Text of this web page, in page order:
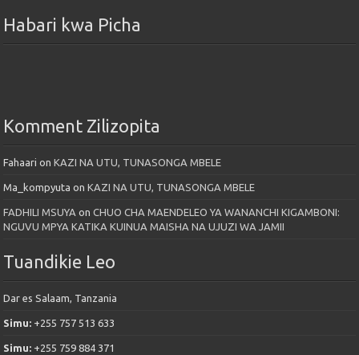
Habari kwa Picha
Komment Zilizopita
Fahaari onKAZI NA UTU, TUNASONGA MBELE
Ma_kompyuta onKAZI NA UTU, TUNASONGA MBELE
FADHILI MSUYA onCHUO CHA MAENDELEO YA WANANCHI KIGAMBONI:
NGUVU MPYA KATIKA KUINUA MAISHA NA UJUZI WA JAMII
Tuandikie Leo
Dar es Salaam, Tanzania
Simu: +255 757 513 633
Simu: +255 759 884 371